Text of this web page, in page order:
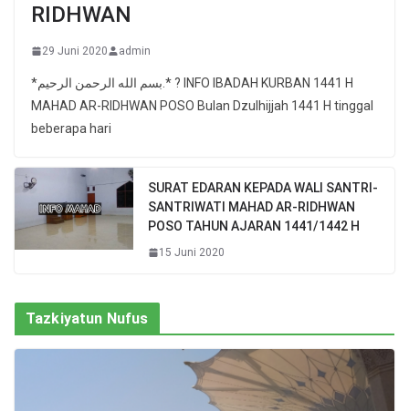
RIDHWAN
29 Juni 2020 admin
*بسم الله الرحمن الرحيم.* ? INFO IBADAH KURBAN 1441 H
MAHAD AR-RIDHWAN POSO Bulan Dzulhijjah 1441 H tinggal
beberapa hari
SURAT EDARAN KEPADA WALI SANTRI-
SANTRIWATI MAHAD AR-RIDHWAN
POSO TAHUN AJARAN 1441/1442 H
15 Juni 2020
Tazkiyatun Nufus